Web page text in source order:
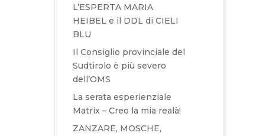
L’ESPERTA MARIA
HEIBEL e il DDL di CIELI
BLU
Il Consiglio provinciale del
Sudtirolo è più severo
dell’OMS
La serata esperienziale
Matrix – Creo la mia realà!
ZANZARE, MOSCHE,